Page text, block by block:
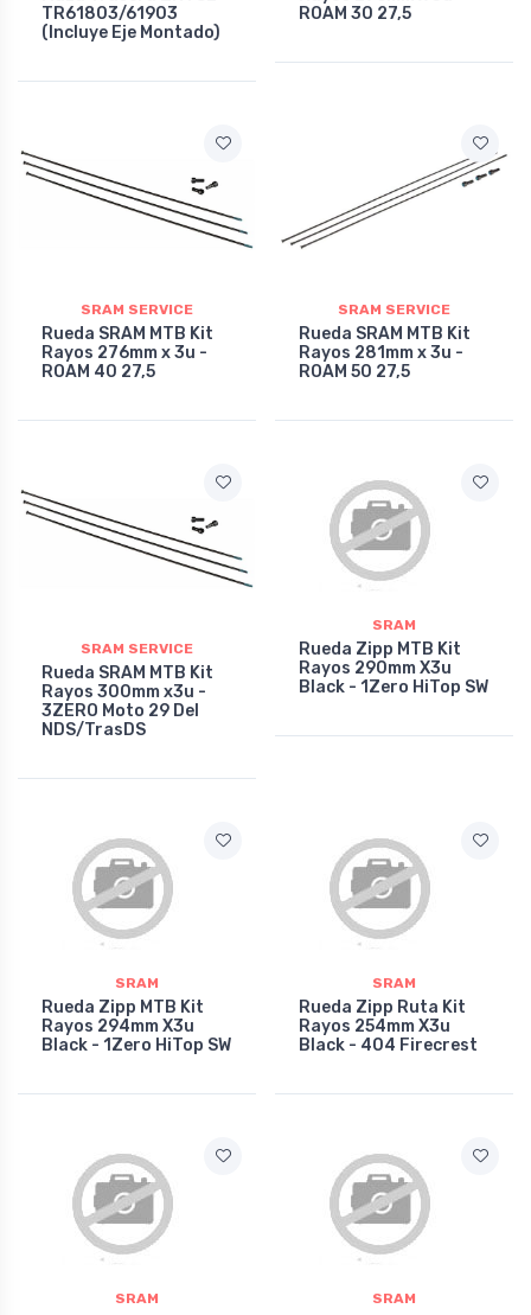
TR61803/61903
(Incluye Eje Montado)
ROAM 30 27,5
SRAM SERVICE
Rueda SRAM MTB Kit
Rayos 276mm x 3u -
ROAM 40 27,5
SRAM SERVICE
Rueda SRAM MTB Kit
Rayos 281mm x 3u -
ROAM 50 27,5
SRAM SERVICE
Rueda SRAM MTB Kit
Rayos 300mm x3u -
3ZERO Moto 29 Del
NDS/TrasDS
SRAM
Rueda Zipp MTB Kit
Rayos 290mm X3u
Black - 1Zero HiTop SW
SRAM
Rueda Zipp MTB Kit
Rayos 294mm X3u
Black - 1Zero HiTop SW
SRAM
Rueda Zipp Ruta Kit
Rayos 254mm X3u
Black - 404 Firecrest
SRAM SRAM